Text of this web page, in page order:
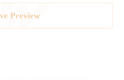
Preview